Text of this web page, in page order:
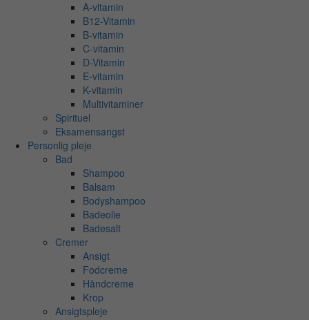
A-vitamin
B12-Vitamin
B-vitamin
C-vitamin
D-Vitamin
E-vitamin
K-vitamin
Multivitaminer
Spirituel
Eksamensangst
Personlig pleje
Bad
Shampoo
Balsam
Bodyshampoo
Badeolie
Badesalt
Cremer
Ansigt
Fodcreme
Håndcreme
Krop
Ansigtspleje